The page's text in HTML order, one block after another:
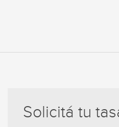
Solicitá tu